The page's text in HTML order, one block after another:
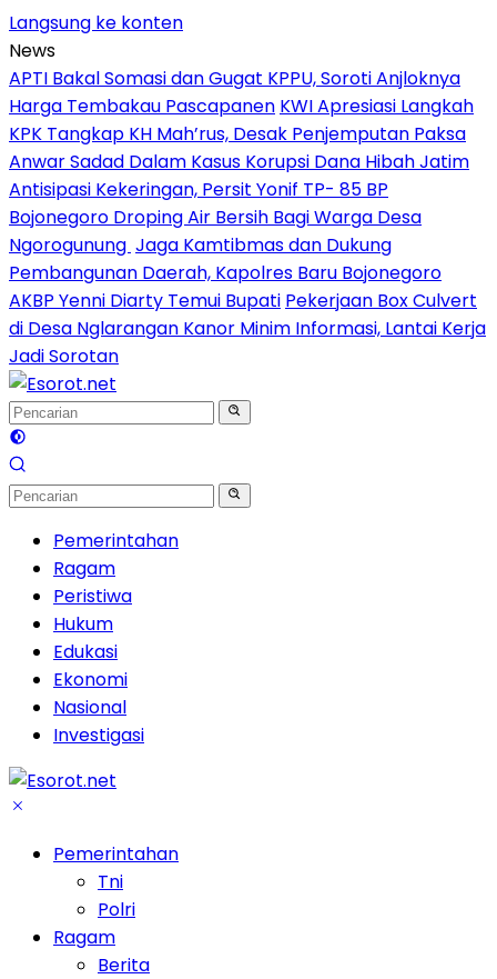
Langsung ke konten
News
APTI Bakal Somasi dan Gugat KPPU, Soroti Anjloknya
Harga Tembakau Pascapanen KWI Apresiasi Langkah
KPK Tangkap KH Mah’rus, Desak Penjemputan Paksa
Anwar Sadad Dalam Kasus Korupsi Dana Hibah Jatim
Antisipasi Kekeringan, Persit Yonif TP- 85 BP
Bojonegoro Droping Air Bersih Bagi Warga Desa
Ngorogunung Jaga Kamtibmas dan Dukung
Pembangunan Daerah, Kapolres Baru Bojonegoro
AKBP Yenni Diarty Temui Bupati Pekerjaan Box Culvert
di Desa Nglarangan Kanor Minim Informasi, Lantai Kerja
Jadi Sorotan
Pemerintahan
Ragam
Peristiwa
Hukum
Edukasi
Ekonomi
Nasional
Investigasi
Pemerintahan
Tni
Polri
Ragam
Berita